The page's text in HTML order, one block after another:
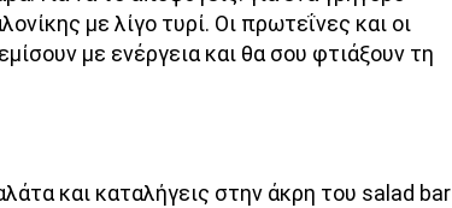
με λίγο τυρί. Οι πρωτεΐνες και οι
με ενέργεια και θα σου φτιάξουν τη
και καταλήγεις στην άκρη του salad bar